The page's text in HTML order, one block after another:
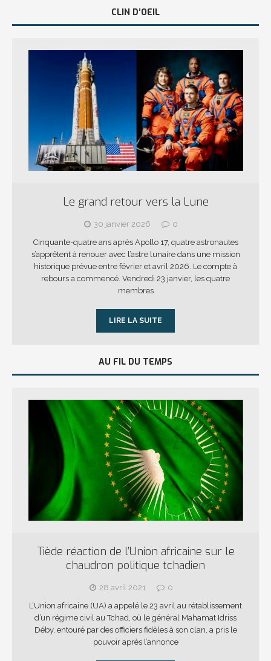
CLIN D’OEIL
Le grand retour vers la Lune
30 janvier 2026
0
Cinquante-quatre ans après Apollo 17, quatre astronautes
s’apprêtent à renouer avec l’astre lunaire dans une mission
historique prévue entre février et avril 2026. Le compte à
rebours a commencé. Vendredi 23 janvier, les quatre
membres
LIRE LA SUITE
AU FIL DU TEMPS
Tiède réaction de l’Union africaine sur le
chaudron politique tchadien
28 avril 2021
0
L’Union africaine (UA) a appelé le 23 avril au rétablissement
d’un régime civil au Tchad, où le général Mahamat Idriss
Déby, entouré par des officiers fidèles à son clan, a pris le
pouvoir après l’annonce